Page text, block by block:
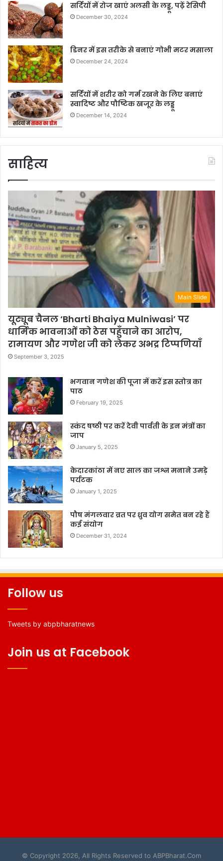
सर्दियों में रोज खाएं अलसी के लड्डू, पढ़ें रेसिपी
December 30, 2024
डिनर में इस तरीके से बनाएं गोभी मटर मसाला
December 24, 2024
सर्दियों में शरीर को गर्म रखने के लिए बनाएं
स्वादिष्ट और पौष्टिक खजूर के लड्डू
December 14, 2024
साहित्य
Main Slide
यूट्यूब चैनल ‘Bharti Bhaiya Mulniwasi’ पर
धार्मिक भावनाओं को ठेस पहुँचाने का आरोप,
रामायण और गणेश जी को लेकर अभद्र टिप्पणियाँ
September 3, 2025
भगवान गणेश की पूजा में करें इस स्तोत्र का
पाठ
February 19, 2025
स्कंद षष्ठी पर करें देवी पार्वती के इन मंत्रों का
जाप
January 5, 2025
केदारकांठा में नए साल का जश्न मनाने उमड़े
पर्यटक
January 1, 2025
पौष मंगलवार व्रत पर ध्रुव योग समेत बन रहे हैं
कई संयोग
December 31, 2024
Follow us
Tweets by abpbharatnews
Join us at Facebook
© Copyright 2026, All Rights Reserved to ABPBharat.Com